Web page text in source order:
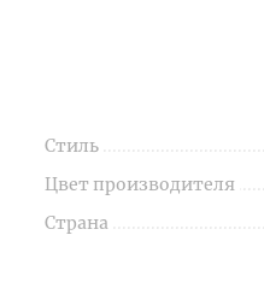
Стиль
Цвет производителя
Страна